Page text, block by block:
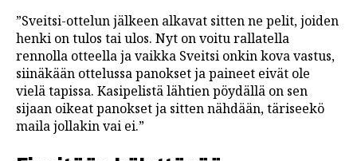
”Sveitsi-ottelun jälkeen alkavat sitten ne pelit, joiden
henki on tulos tai ulos. Nyt on voitu rallatella
rennolla otteella ja vaikka Sveitsi onkin kova vastus,
siinäkään ottelussa panokset ja paineet eivät ole
vielä tapissa. Kasipelistä lähtien pöydällä on sen
sijaan oikeat panokset ja sitten nähdään, täriseekö
maila jollakin vai ei.”